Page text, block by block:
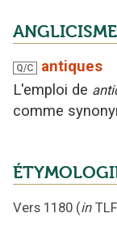
Q/C
antiques
L'emploi de
comme
Vers 1180 (in TLF